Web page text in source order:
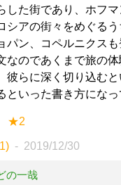
した街であり、ホフ
シアの街々をめぐるう
パン、コペルニクス
なのであくまで旅の体
彼らに深く切り込む
といった書き方になっ
★2
2019/12/30
の一哉